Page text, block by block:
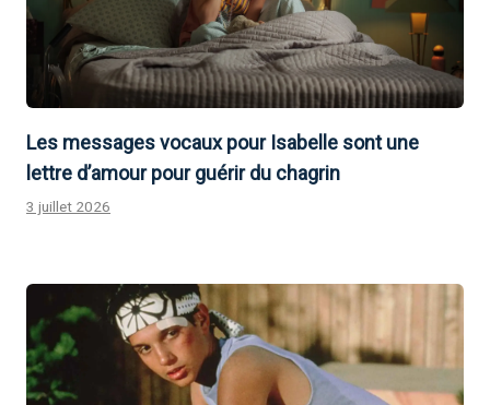
Les messages vocaux pour Isabelle sont une
lettre d’amour pour guérir du chagrin
3 juillet 2026